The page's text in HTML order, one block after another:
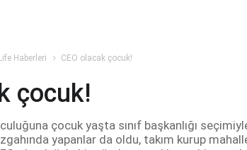
Haberleri CEO olacak çocuk!
çocuk!
çocuk yaşta sınıf başkanlığı
yapanlar da oldu, takım kurup